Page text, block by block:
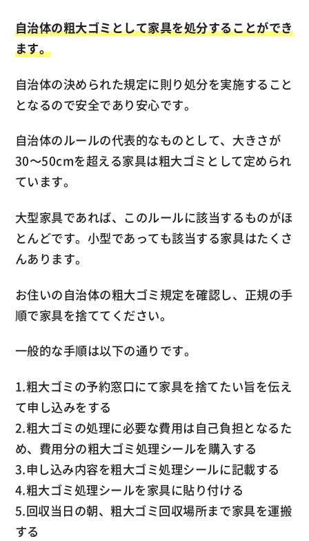
自治体の粗大ゴミとして家具を処分することができ
ます。
自治体の決められた規定に則り処分を実施すること
となるので安全であり安心です。
自治体のルールの代表的なものとして、大きさが
30～50cmを超える家具は粗大ゴミとして定められ
ています。
大型家具であれば、このルールに該当するものがほ
とんどです。小型であっても該当する家具はたくさ
んあります。
お住いの自治体の粗大ゴミ規定を確認し、正規の手
順で家具を捨ててください。
一般的な手順は以下の通りです。
1.粗大ゴミの予約窓口にて家具を捨てたい旨を伝え
て申し込みをする
2.粗大ゴミの処理に必要な費用は自己負担となるた
め、費用分の粗大ゴミ処理シールを購入する
3.申し込み内容を粗大ゴミ処理シールに記載する
4.粗大ゴミ処理シールを家具に貼り付ける
5.回収当日の朝、粗大ゴミ回収場所まで家具を運搬
する